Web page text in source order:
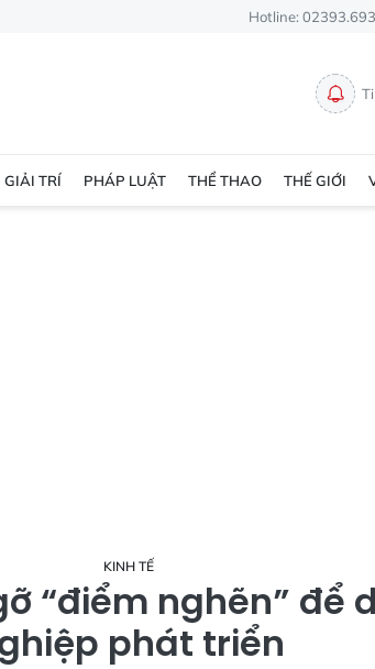
Hotline:
GIẢI TRÍ PHÁP LUẬT THỂ THAO THẾ GIỚI
KINH TẾ
“điểm nghẽn” để
phát triển